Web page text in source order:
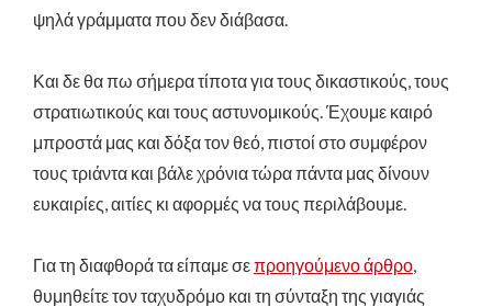
ψηλά γράμματα που δεν διάβασα.
Και δε θα πω σήμερα τίποτα για τους δικαστικούς, τους
στρατιωτικούς και τους αστυνομικούς. Έχουμε καιρό
μπροστά μας και δόξα τον θεό,πιστοί στο συμφέρον
τους τριάντα και βάλε χρόνια τώρα πάντα μας δίνουν
ευκαιρίες, αιτίες κι αφορμές να τους περιλάβουμε.
Για τη διαφθορά τα είπαμε σεπροηγούμενοάρθρο,
θυμηθείτε τον ταχυδρόμο και τη σύνταξη της γιαγιάς